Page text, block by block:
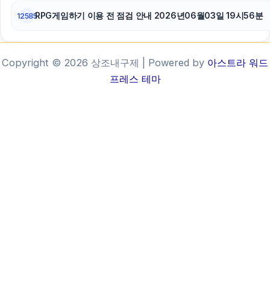
12585RPG게임하기 이용 전 점검 안내 2026년06월03일 19시56분
Copyright © 2026 상조내구제 | Powered by 아스트라 워드
프레스 테마